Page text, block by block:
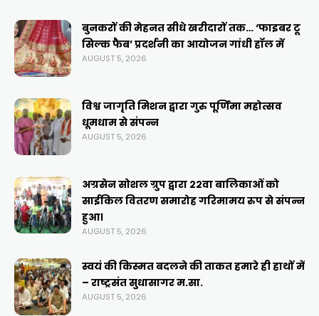
बुनकरों की मेहनत सीधे खरीदारों तक… ‘फाइबर टू
सिल्क फैब’ प्रदर्शनी का आयोजन गांधी हॉल में
AUGUST 5, 2026
विश्व जागृति मिशन द्वारा गुरु पूर्णिमा महोत्सव
धूमधाम से संपन्न
AUGUST 5, 2026
अग्रसेन सोशल ग्रुप द्वारा २२वा बालिकाओं को
साईकिल वितरण समारोह गरिमामय रुप से संपन्न
हुआ।
AUGUST 5, 2026
स्वयं की किस्मत बदलने की ताकत हमारे ही हाथों में
– राष्ट्रसंत सुधासागर म.सा.
AUGUST 5, 2026